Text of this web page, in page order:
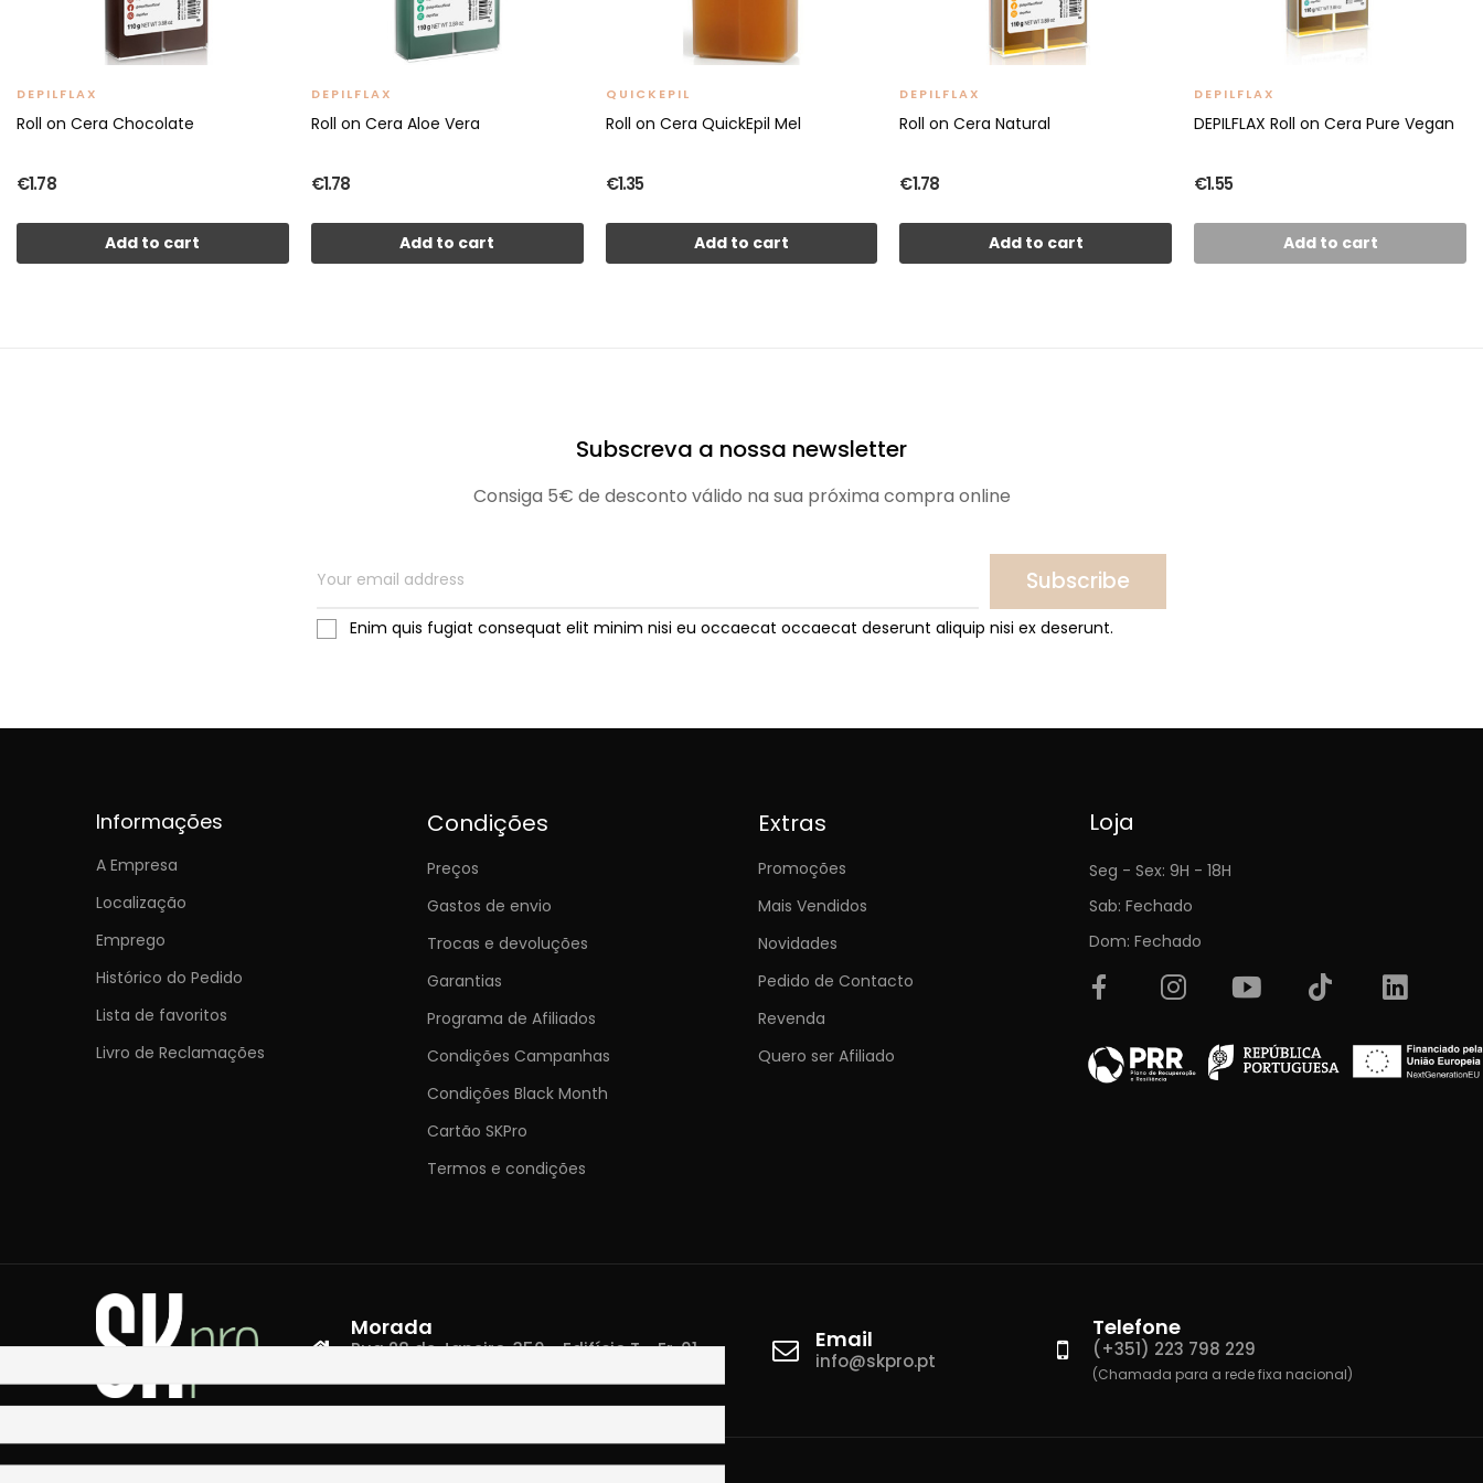
DEPILFLAX
Roll on Cera Chocolate
€1.78
Add to cart
DEPILFLAX
Roll on Cera Aloe Vera
€1.78
Add to cart
QUICKEPIL
Roll on Cera QuickEpil Mel
€1.35
Add to cart
DEPILFLAX
Roll on Cera Natural
€1.78
Add to cart
DEPILFLAX
DEPILFLAX Roll on Cera Pure Vegan
€1.55
Add to cart
Subscreva a nossa newsletter
Consiga 5€ de desconto válido na sua próxima compra online
Subscribe
Enim quis fugiat consequat elit minim nisi eu occaecat occaecat deserunt aliquip nisi ex deserunt.
Informações
A Empresa
Localização
Emprego
Histórico do Pedido
Lista de favoritos
Livro de Reclamações
Condições
Preços
Gastos de envio
Trocas e devoluções
Garantias
Programa de Afiliados
Condições Campanhas
Condições Black Month
Cartão SKPro
Termos e condições
Extras
Promoções
Mais Vendidos
Novidades
Pedido de Contacto
Revenda
Quero ser Afiliado
Loja
Seg - Sex: 9H - 18H
Sab: Fechado
Dom: Fechado
Morada
Rua 28 de Janeiro, 350 - Edifício T - Fr. 01
Email
info@skpro.pt
Telefone
(+351) 223 798 229
(Chamada para a rede fixa nacional)